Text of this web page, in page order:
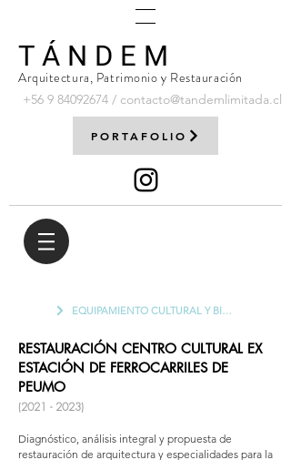
T Á N D E M
Arquitectura, Patrimonio y Restauración
+56 9 84092674 / contacto@tandemlimitada.cl
PORTAFOLIO
EQUIPAMIENTO CULTURAL Y BIBLIOTECAS
RESTAURACIÓN CENTRO CULTURAL EX
ESTACIÓN DE FERROCARRILES DE
PEUMO
(2021 - 2023)
Diagnóstico, análisis integral y propuesta de
restauración de arquitectura y especialidades para la